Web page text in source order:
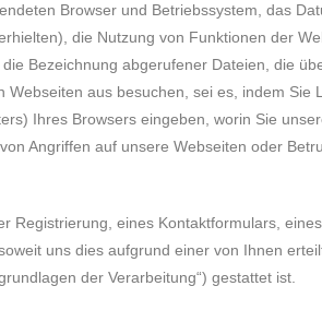
Browser und Betriebssystem, das
die Nutzung von Funktionen der
Bezeichnung abgerufener Dateien, die
aus besuchen, sei es, indem Sie
Ihres Browsers eingeben, worin Sie
Angriffen auf unsere Webseiten oder
Registrierung, eines Kontaktformulars,
uns dies aufgrund einer von Ihnen
der Verarbeitung“) gestattet ist.